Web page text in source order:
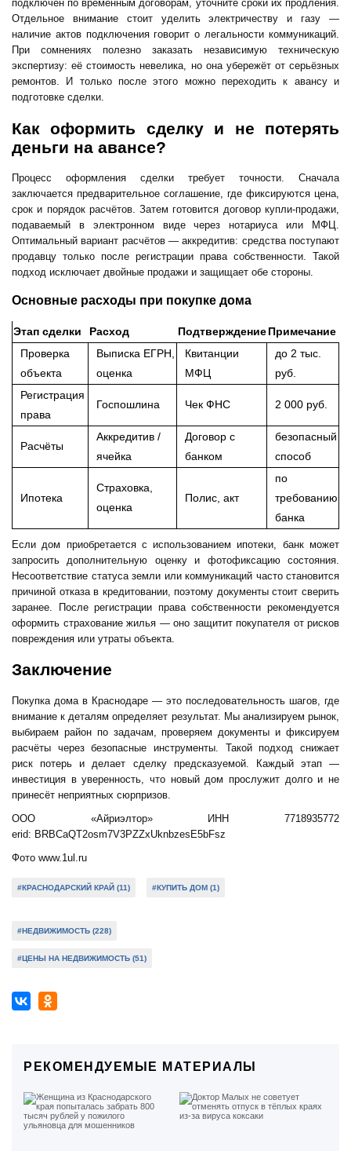
подключён по временным договорам, уточните сроки их продления.
Отдельное внимание стоит уделить электричеству и газу —
наличие актов подключения говорит о легальности коммуникаций.
При сомнениях полезно заказать независимую техническую
экспертизу: её стоимость невелика, но она убережёт от серьёзных
ремонтов. И только после этого можно переходить к авансу и
подготовке сделки.
Как оформить сделку и не потерять
деньги на авансе?
Процесс оформления сделки требует точности. Сначала
заключается предварительное соглашение, где фиксируются цена,
срок и порядок расчётов. Затем готовится договор купли-продажи,
подаваемый в электронном виде через нотариуса или МФЦ.
Оптимальный вариант расчётов — аккредитив: средства поступают
продавцу только после регистрации права собственности. Такой
подход исключает двойные продажи и защищает обе стороны.
Основные расходы при покупке дома
Этап сделки Расход ПодтверждениеПримечание
Проверка
объекта
Выписка ЕГРН,
оценка
Квитанции
МФЦ
до 2 тыс.
руб.
Регистрация
права
Госпошлина Чек ФНС 2 000 руб.
Расчёты
Аккредитив /
ячейка
Договор с
банком
безопасный
способ
Ипотека
Страховка,
оценка
Полис, акт
по
требованию
банка
Если дом приобретается с использованием ипотеки, банк может
запросить дополнительную оценку и фотофиксацию состояния.
Несоответствие статуса земли или коммуникаций часто становится
причиной отказа в кредитовании, поэтому документы стоит сверить
заранее. После регистрации права собственности рекомендуется
оформить страхование жилья — оно защитит покупателя от рисков
повреждения или утраты объекта.
Заключение
Покупка дома в Краснодаре — это последовательность шагов, где
внимание к деталям определяет результат. Мы анализируем рынок,
выбираем район по задачам, проверяем документы и фиксируем
расчёты через безопасные инструменты. Такой подход снижает
риск потерь и делает сделку предсказуемой. Каждый этап —
инвестиция в уверенность, что новый дом прослужит долго и не
принесёт неприятных сюрпризов.
ООО «Айриэлтор» ИНН 7718935772
erid: BRBCaQT2osm7V3PZZxUknbzesE5bFsz
Фото www.1ul.ru
#КРАСНОДАРСКИЙ КРАЙ (11) #КУПИТЬ ДОМ (1)
#НЕДВИЖИМОСТЬ (228)
#ЦЕНЫ НА НЕДВИЖИМОСТЬ (51)
РЕКОМЕНДУЕМЫЕ МАТЕРИАЛЫ